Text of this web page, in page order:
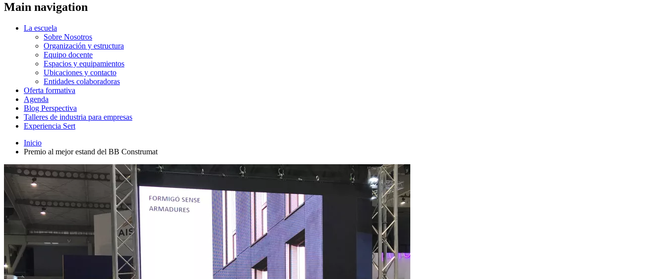
Main navigation
La escuela
Sobre Nosotros
Organización y estructura
Equipo docente
Espacios y equipamientos
Ubicaciones y contacto
Entidades colaboradoras
Oferta formativa
Agenda
Blog Perspectiva
Talleres de industria para empresas
Experiencia Sert
Inicio
Premio al mejor estand del BB Construmat